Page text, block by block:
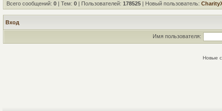
Всего сообщений: 0 | Тем: 0 | Пользователей: 178525 | Новый пользователь:
Вход
Имя пользователя:
Новые